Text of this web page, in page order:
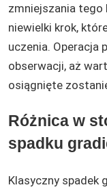
zmniejszania tego
niewielki krok,
uczenia. Operacja
obserwacji, aż
osiągnięte
Różnica w
spadku
Klasyczny spadek